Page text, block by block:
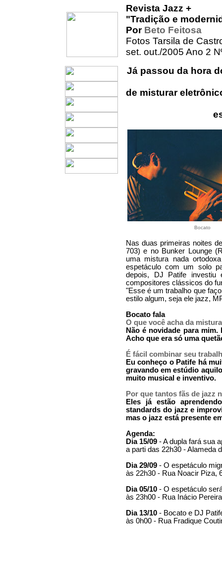
Revista Jazz +
"Tradição e
Por Beto Feitosa
Fotos Tarsila de
set. out./2005 Ano 2
Já passou da hora
de misturar
Bocato
Nas duas primeiras noites
703) e no Bunker Lounge
uma mistura nada
espetáculo com um solo
depois, DJ Patife investiu
compositores clássicos do
"Esse é um trabalho que
estilo algum, seja ele jazz,
Bocato fala
O que você acha da
Não é novidade para
Acho que era só uma
É fácil combinar seu
Eu conheço o Patife há
gravando em estúdio
muito musical e inventivo.
Por que tantos fãs de jazz
Eles já estão
standards do jazz e
mas o jazz está presente
Agenda:
Dia 15/09 - A dupla fará sua
a parti das 22h30 - Alameda
Dia 29/09 - O espetáculo
às 22h30 - Rua Noacir Piza,
Dia 05/10 - O espetáculo
às 23h00 - Rua Inácio
Dia 13/10 - Bocato e DJ
às 0h00 - Rua Fradique